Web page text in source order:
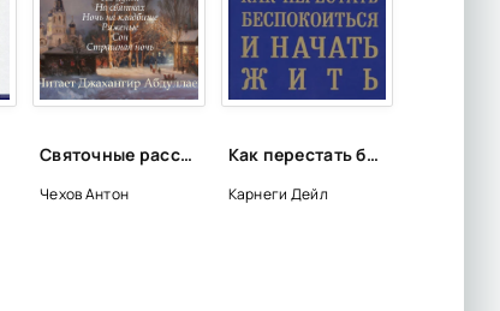
Святочные рассказы - Антон Чехов
Чехов Антон
Как перестать беспокоиться и начать жить - Дейл Карнеги
Карнеги Дейл